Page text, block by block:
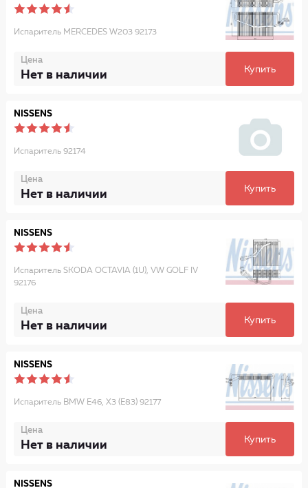
Испаритель MERCEDES W203 92173
Цена
Нет в наличии Купить
NISSENS
Испаритель 92174
Цена
Нет в наличии Купить
NISSENS
Испаритель SKODA OCTAVIA (1U), VW GOLF IV
92176
Цена
Нет в наличии Купить
NISSENS
Испаритель BMW E46, X3 (E83) 92177
Цена
Нет в наличии Купить
NISSENS